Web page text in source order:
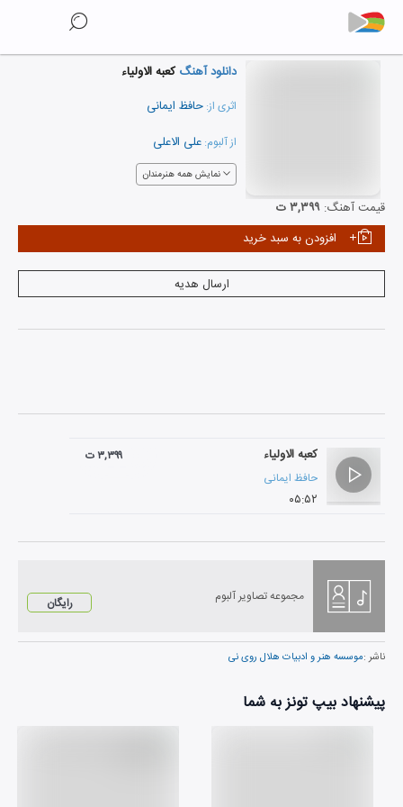
دانلود آهنگکعبه الاولیاء
اثری از: حافظ ایمانی
از آلبوم: علی الاعلی
نمایش همه هنرمندان
قیمت آهنگ: ۳,۳۹۹ ت
افزودن به سبد خرید
ارسال هدیه
کعبه الاولیاء
حافظ ایمانی
۰۵:۵۲
۳,۳۹۹ ت
مجموعه تصاویر آلبوم رایگان
ناشر :موسسه هنر و ادبیات هلال روی نی
پیشنهاد بیپ تونز به شما